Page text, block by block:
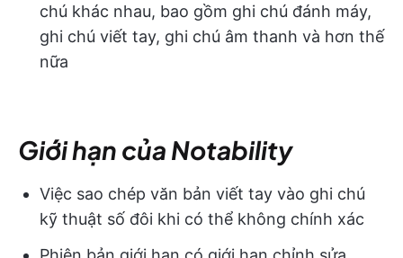
chú khác nhau, bao gồm ghi chú đánh máy,
ghi chú viết tay, ghi chú âm thanh và hơn thế
nữa
Giới hạn của Notability
Việc sao chép văn bản viết tay vào ghi chú
kỹ thuật số đôi khi có thể không chính xác